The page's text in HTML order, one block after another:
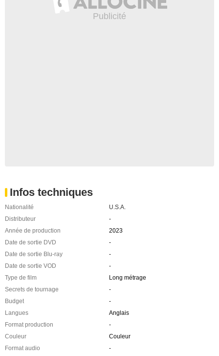
Infos techniques
Nationalité
U.S.A.
Distributeur
-
Année de production
2023
Date de sortie DVD
-
Date de sortie Blu-ray
-
Date de sortie VOD
-
Type de film
Long métrage
Secrets de tournage
-
Budget
-
Langues
Anglais
Format production
-
Couleur
Couleur
Format audio
-